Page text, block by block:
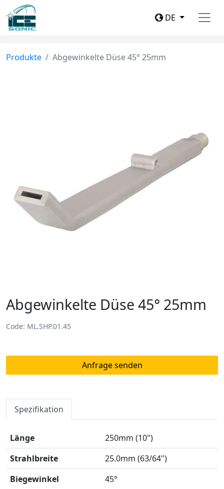
DE
Produkte Abgewinkelte Düse 45° 25mm
Abgewinkelte Düse 45° 25mm
Code: ML.SHP.01.45
Anfrage senden
Spezifikation
Länge
250mm (10")
Strahlbreite
25.0mm (63/64")
Biegewinkel
45°